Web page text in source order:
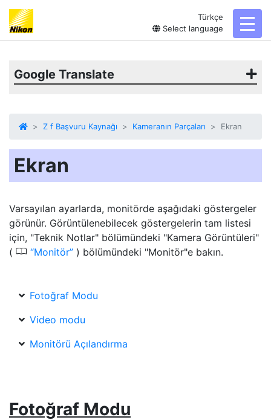
Türkçe
Select language
Google Translate
Z f Başvuru Kaynağı Kameranın Parçaları Ekran
Ekran
Varsayılan ayarlarda, monitörde aşağıdaki göstergeler
görünür. Görüntülenebilecek göstergelerin tam listesi
için, "Teknik Notlar" bölümündeki "Kamera Görüntüleri"
( 0 Monitör ) bölümündeki "Monitör"e bakın.
Fotoğraf Modu
Video modu
Monitörü Açılandırma
Fotoğraf Modu